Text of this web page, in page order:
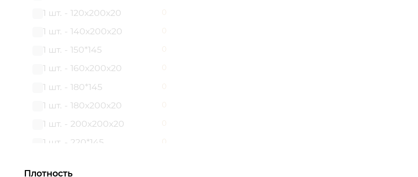
1 шт. - 120х200х20 0
1 шт. - 140х200х20 0
1 шт. - 150*145 0
1 шт. - 160х200х20 0
1 шт. - 180*145 0
1 шт. - 180х200х20 0
1 шт. - 200х200х20 0
1 шт. - 220*145 0
Плотность